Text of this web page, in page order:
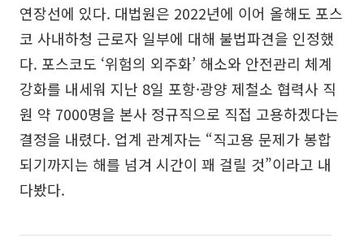
연장선에 있다. 대법원은 2022년에 이어 올해도 포스
코 사내하청 근로자 일부에 대해 불법파견을 인정했
다. 포스코도 ‘위험의 외주화’ 해소와 안전관리 체계
강화를 내세워 지난 8일 포항·광양 제철소 협력사 직
원 약 7000명을 본사 정규직으로 직접 고용하겠다는
결정을 내렸다. 업계 관계자는 “직고용 문제가 봉합
되기까지는 해를 넘겨 시간이 꽤 걸릴 것”이라고 내
다봤다.